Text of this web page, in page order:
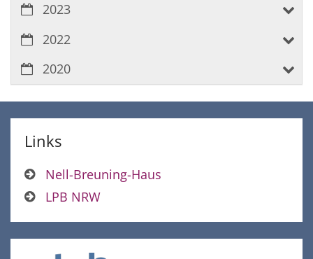
2023
2022
2020
Links
Nell-Breuning-Haus
LPB NRW